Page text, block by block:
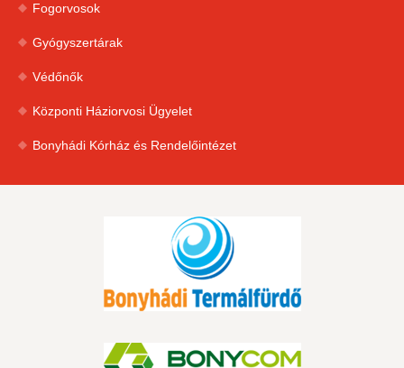
Fogorvosok
Gyógyszertárak
Védőnők
Központi Háziorvosi Ügyelet
Bonyhádi Kórház és Rendelőintézet